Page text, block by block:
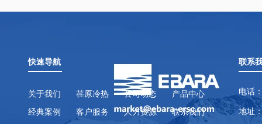
快速导航
关于我们 荏原冷热 公司动态
产品中心
经典案例
客户服务 人力资源
联系我们
联系
电话
地址